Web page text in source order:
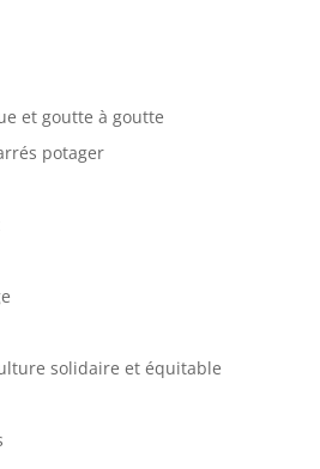
et goutte à goutte
potager
solidaire et équitable